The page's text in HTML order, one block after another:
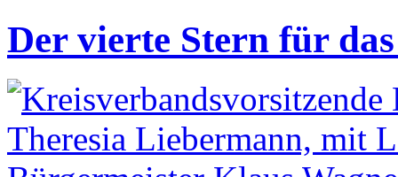
Der vierte Stern für